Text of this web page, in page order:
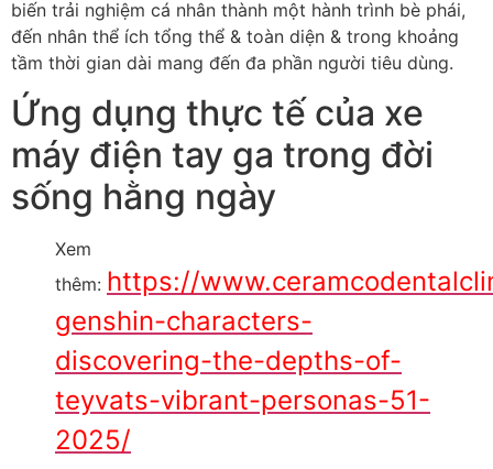
biến trải nghiệm cá nhân thành một hành trình bè phái,
đến nhân thể ích tổng thể & toàn diện & trong khoảng
tầm thời gian dài mang đến đa phần người tiêu dùng.
Ứng dụng thực tế của xe
máy điện tay ga trong đời
sống hằng ngày
Xem
thêm: https://
genshin-characters-
discovering-the-depths-of-
teyvats-vibrant-personas-51-
2025/